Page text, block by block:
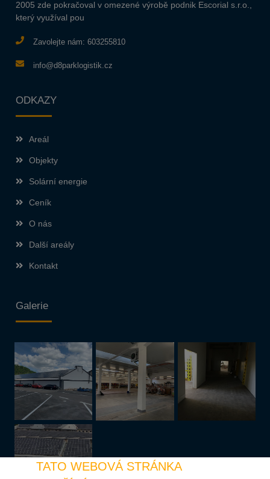
2005 zde pokračoval v omezené výrobě podnik Escorial s.r.o.,
který využíval pou
Zavolejte nám:603255810
info@d8parklogistik.cz
ODKAZY
Areál
Objekty
Solární energie
Ceník
O nás
Další areály
Kontakt
Galerie
TATO WEBOVÁ STRÁNKA